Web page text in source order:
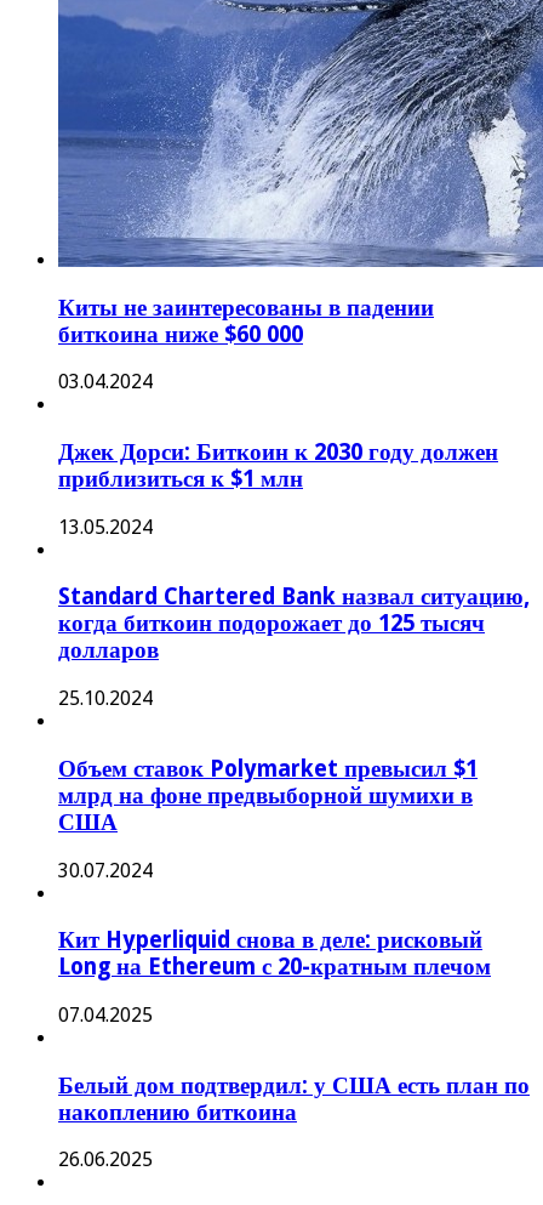
Киты не заинтересованы в падении
биткоина ниже $60 000
03.04.2024
Джек Дорси: Биткоин к 2030 году должен
приблизиться к $1 млн
13.05.2024
Standard Chartered Bank назвал ситуацию,
когда биткоин подорожает до 125 тысяч
долларов
25.10.2024
Объем ставок Polymarket превысил $1
млрд на фоне предвыборной шумихи в
США
30.07.2024
Кит Hyperliquid снова в деле: рисковый
Long на Ethereum с 20-кратным плечом
07.04.2025
Белый дом подтвердил: у США есть план по
накоплению биткоина
26.06.2025